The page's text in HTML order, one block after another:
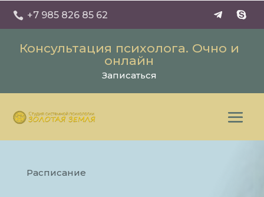
 +7 985 826 85 62
Консультация психолога. Очно и
онлайн
Записаться
Расписание